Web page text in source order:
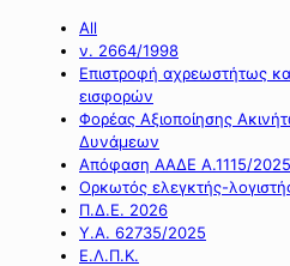
All
ν. 2664/1998
Επιστροφή αχρεωστήτως
εισφορών
Φορέας Αξιοποίησης
Δυνάμεων
Απόφαση ΑΑΔΕ Α.1115/2025
Ορκωτός ελεγκτής-
Π.Δ.Ε. 2026
Υ.Α. 62735/2025
Ε.Λ.Π.Κ.